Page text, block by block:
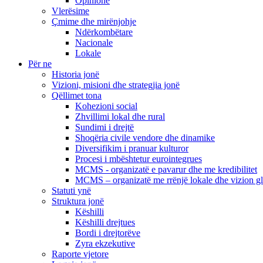
Vlerësime
Çmime dhe mirënjohje
Ndërkombëtare
Nacionale
Lokale
Për ne
Historia jonë
Vizioni, misioni dhe strategjia jonë
Qëllimet tona
Kohezioni social
Zhvillimi lokal dhe rural
Sundimi i drejtë
Shoqëria civile vendore dhe dinamike
Diversifikim i pranuar kulturor
Procesi i mbështetur eurointegrues
MCMS - organizatë e pavarur dhe me kredibilitet
MCMS – organizatë me rrënjë lokale dhe vizion
Statuti ynë
Struktura jonë
Këshilli
Këshilli drejtues
Bordi i drejtorëve
Zyra ekzekutive
Raporte vjetore